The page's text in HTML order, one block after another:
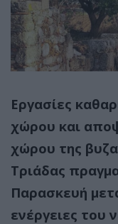
Εργασίες
χώρου και
χώρου της
Τριάδας
Παρασκευή
ενέργειες του